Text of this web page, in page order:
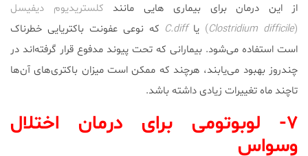
از این درمان برای بیماری هایی مانند کلستریدیوم دیفیسل
(
Clostridium difficile
) یاC.diff که نوعی عفونت باکتریایی خطرناک
است استفاده می‌شود. بیمارانی که تحت پیوند مدفوع قرار گرفته‌اند در
چندروز بهبود می‌یابند، هرچند که ممکن است میزان باکتر‌ی‌های آن‌ها
تاچند ماه تغییرات زیادی داشته باشد.
۷- لوبوتومی برای درمان اختلال
وسواس